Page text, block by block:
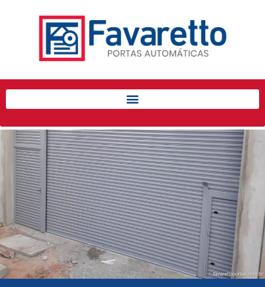
Início
Produtos
Porta de Enrolar Automática
Automatizadores
Acessórios Para Portas de
Enrolar
Pintura eletrostática
Portfólio
Contato